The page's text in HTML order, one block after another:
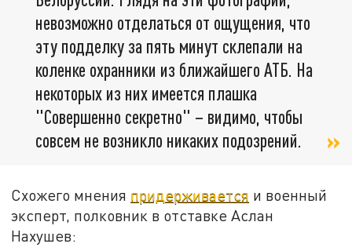
невозможно отделаться от ощущения, что
эту подделку за пять минут склепали на
коленке охранники из ближайшего АТБ. На
некоторых из них имеется плашка
"Совершенно секретно" – видимо, чтобы
совсем не возникло никаких подозрений.
Схожего мнения придерживается и военный
эксперт, полковник в отставке Аслан
Нахушев: